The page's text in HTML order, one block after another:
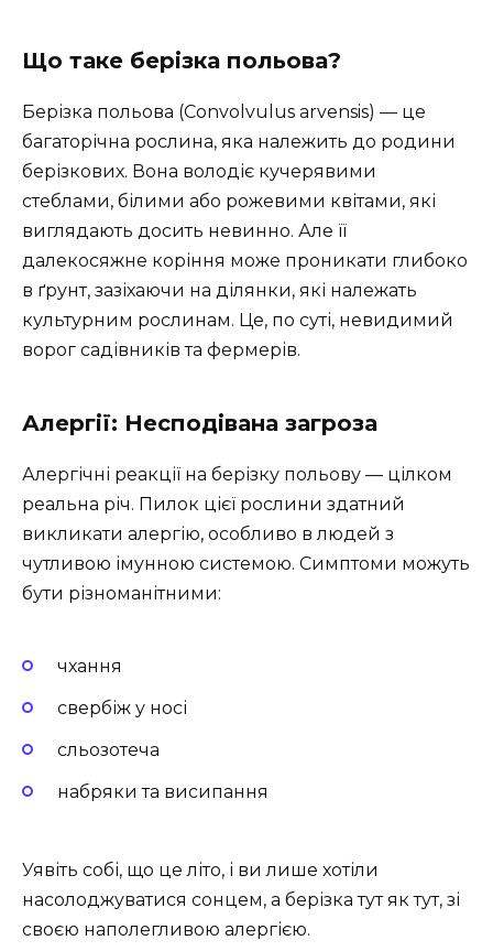
Що таке берізка польова?
Берізка польова (Convolvulus arvensis) — це
багаторічна рослина, яка належить до родини
берізкових. Вона володіє кучерявими
стеблами, білими або рожевими квітами, які
виглядають досить невинно. Але її
далекосяжне коріння може проникати глибоко
в ґрунт, зазіхаючи на ділянки, які належать
культурним рослинам. Це, по суті, невидимий
ворог садівників та фермерів.
Алергії: Несподівана загроза
Алергічні реакції на берізку польову — цілком
реальна річ. Пилок цієї рослини здатний
викликати алергію, особливо в людей з
чутливою імунною системою. Симптоми можуть
бути різноманітними:
чхання
свербіж у носі
сльозотеча
набряки та висипання
Уявіть собі, що це літо, і ви лише хотіли
насолоджуватися сонцем, а берізка тут як тут, зі
своєю наполегливою алергією.